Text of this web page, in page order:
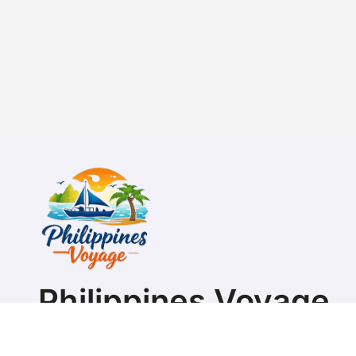
Philippines Voyage